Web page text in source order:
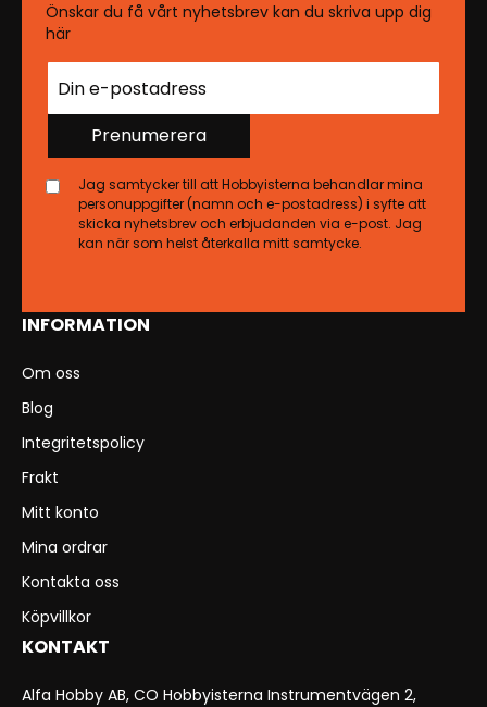
INFORMATION
Om oss
Blog
Integritetspolicy
Frakt
Mitt konto
Mina ordrar
Kontakta oss
Köpvillkor
KONTAKT
Alfa Hobby AB, CO Hobbyisterna Instrumentvägen 2,
Önskar du få vårt nyhetsbrev kan du skriva upp dig
här
Prenumerera
Jag samtycker till att Hobbyisterna behandlar mina
personuppgifter (namn och e-postadress) i syfte att
skicka nyhetsbrev och erbjudanden via e-post. Jag
kan när som helst återkalla mitt samtycke.